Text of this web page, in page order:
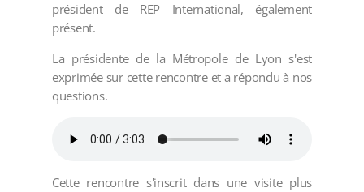
président de REP International, également
présent.
La présidente de la Métropole de Lyon s'est
exprimée sur cette rencontre et a répondu à nos
questions.
Cette rencontre s'inscrit dans une visite plus